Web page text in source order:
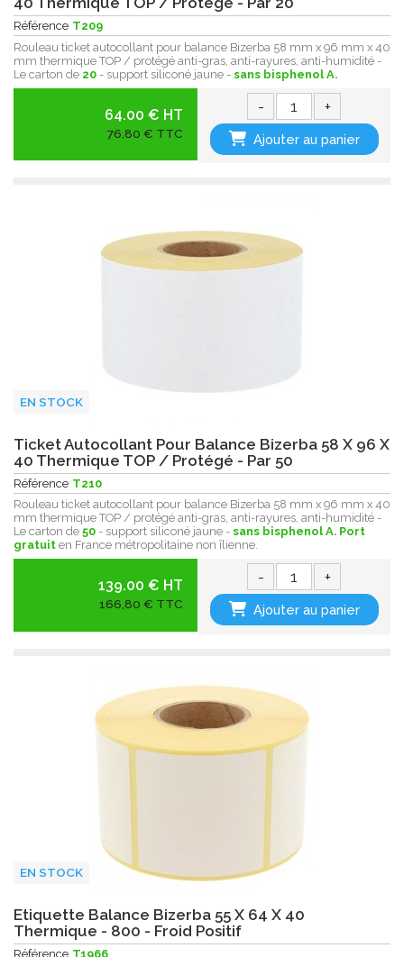
Référence T209
Rouleau ticket autocollant pour balance Bizerba 58 mm x 96 mm x 40
mm thermique TOP / protégé anti-gras, anti-rayures, anti-humidité -
Le carton de 20 - support siliconé jaune - sans bisphenol A.
64.00 € HT
76,80 € TTC
- +
Ajouter au panier
EN STOCK
Ticket Autocollant Pour Balance Bizerba 58 X 96 X
40 Thermique TOP / Protégé - Par 50
Référence T210
Rouleau ticket autocollant pour balance Bizerba 58 mm x 96 mm x 40
mm thermique TOP / protégé anti-gras, anti-rayures, anti-humidité -
Le carton de 50 - support siliconé jaune - sans bisphenol A. Port
gratuit en France métropolitaine non îlienne.
139.00 € HT
166,80 € TTC
- +
Ajouter au panier
EN STOCK
Etiquette Balance Bizerba 55 X 64 X 40
Thermique - 800 - Froid Positif
Référence T1966